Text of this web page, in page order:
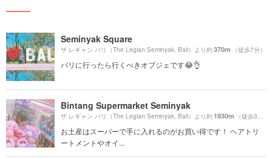
Seminyak Square
ザ レギャン バリ（The Legian Seminyak, Bali）より約370m （徒歩7分）
バリに行ったら行くべきオブジェです😂👌
Bintang Supermarket Seminyak
ザ レギャン バリ（The Legian Seminyak, Bali）より約1930m （徒歩33分）
お土産はスーパーで手に入れるのがお買い得です！ ヘアトリ
ートメントやオイ...